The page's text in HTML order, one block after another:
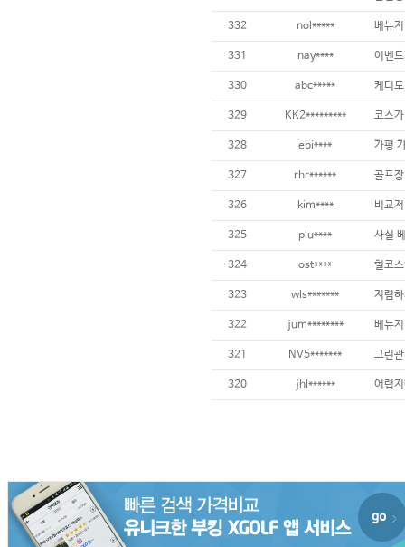
332 nol*****
331 nay****
330 abc*****
329 KK2********* 코스
328 ebi****
327 rhr******
326 kim****
325 plu****
324 ost****
323 wls******* 저렴
322 jum********
321 NV5*******
320 jhl******